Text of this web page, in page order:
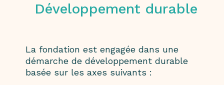
Développement durable
La fondation est engagée dans une
démarche de développement durable
basée sur les axes suivants :